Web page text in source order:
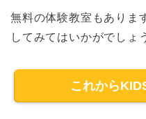
無料の体験教室もありま
してみてはいかがでしょ
これから